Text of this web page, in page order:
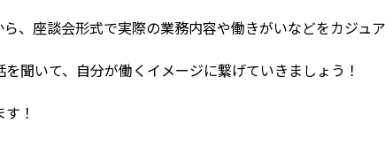
、座談会形式で実際の業務内容や働きがいなどをカジュ
聞いて、自分が働くイメージに繋げていきましょう！
！